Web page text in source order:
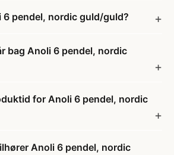
6 pendel, nordic guld/guld?
bag Anoli 6 pendel, nordic
for Anoli 6 pendel, nordic
Anoli 6 pendel, nordic